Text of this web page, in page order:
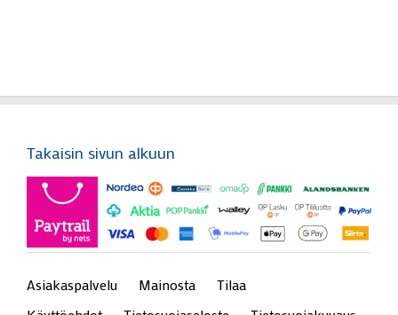
Takaisin sivun alkuun
Asiakaspalvelu Mainosta
Tilaa